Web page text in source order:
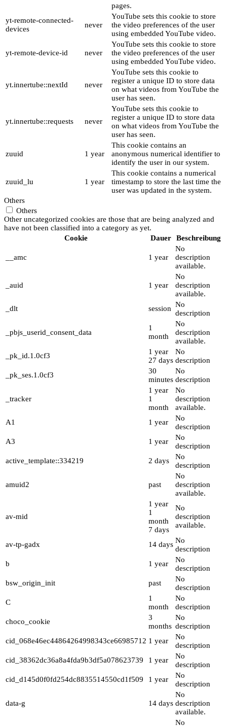
pages.
yt-remote-connected-
devices
never
YouTube sets this cookie to store
the video preferences of the user
using embedded YouTube video.
yt-remote-device-id never
YouTube sets this cookie to store
the video preferences of the user
using embedded YouTube video.
yt.innertube::nextId never
YouTube sets this cookie to
register a unique ID to store data
on what videos from YouTube the
user has seen.
yt.innertube::requests never
YouTube sets this cookie to
register a unique ID to store data
on what videos from YouTube the
user has seen.
zuuid 1 year
This cookie contains an
anonymous numerical identifier to
identify the user in our system.
zuuid_lu 1 year
This cookie contains a numerical
timestamp to store the last time the
user was updated in the system.
Others
Others
Other uncategorized cookies are those that are being analyzed and
have not been classified into a category as yet.
Cookie
Dauer Beschreibung
__amc 1 year
No
description
available.
_auid 1 year
No
description
available.
_dlt
session No
description
_pbjs_userid_consent_data
1
month
No
description
available.
_pk_id.1.0cf3
1 year
27 days
No
description
_pk_ses.1.0cf3
30
minutes
No
description
_tracker
1 year
1
month
No
description
available.
A1
1 year
No
description
A3
1 year
No
description
active_template::334219
2 days
No
description
amuid2 past
No
description
available.
av-mid
1 year
1
month
7 days
No
description
available.
av-tp-gadx 14 days No
description
b
1 year
No
description
bsw_origin_init
past
No
description
C
1
month
No
description
choco_cookie
3
months
No
description
cid_068e46ec44864264998343ce66985712 1 year
No
description
cid_38362dc36a8a4fda9b3df5a078623739
1 year
No
description
cid_d145d0f0fd254dc8835514550cd1f509
1 year
No
description
data-g 14 days
No
description
available.
No